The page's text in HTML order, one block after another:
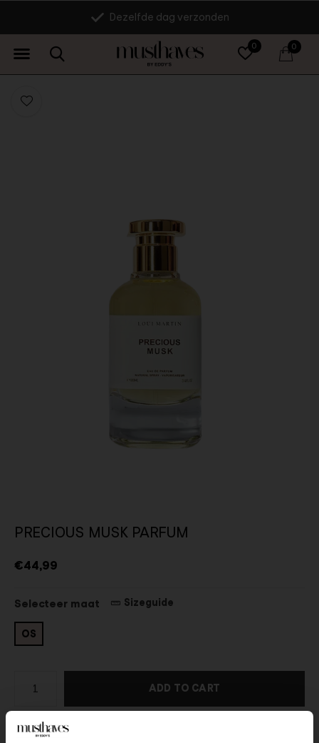
0 0
Dezelfde dag verzonden
PRECIOUS MUSK PARFUM
€44,99
Selecteer maat Sizeguide
OS
ADD TO CART